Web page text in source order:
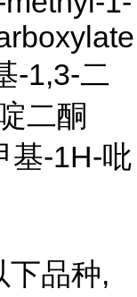
-1,3-二
二酮
基-1H-吡
下品种,